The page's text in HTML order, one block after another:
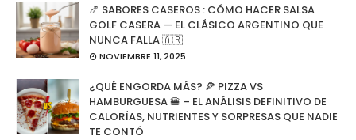
🍤 SABORES CASEROS : CÓMO HACER SALSA
GOLF CASERA — EL CLÁSICO ARGENTINO QUE
NUNCA FALLA 🇦🇷
NOVIEMBRE 11, 2025
¿QUÉ ENGORDA MÁS? 🍕 PIZZA VS
HAMBURGUESA 🍔 – EL ANÁLISIS DEFINITIVO DE
CALORÍAS, NUTRIENTES Y SORPRESAS QUE NADIE
TE CONTÓ